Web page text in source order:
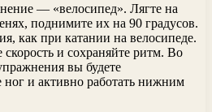
— «велосипед». Лягте на
поднимите их на 90 градусов.
как при катании на велосипеде.
и сохраняйте ритм. Во
вы будете
ног и активно работать нижним